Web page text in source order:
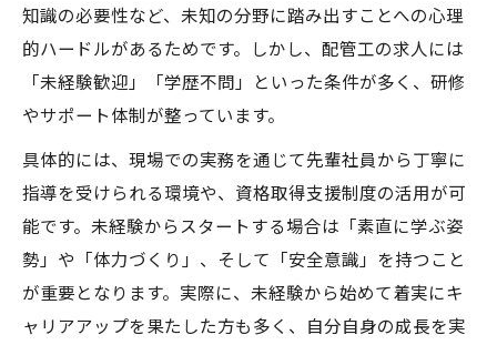
知識の必要性など、未知の分野に踏み出すことへの心理
的ハードルがあるためです。しかし、配管工の求人には
「未経験歓迎」「学歴不問」といった条件が多く、研修
やサポート体制が整っています。
具体的には、現場での実務を通じて先輩社員から丁寧に
指導を受けられる環境や、資格取得支援制度の活用が可
能です。未経験からスタートする場合は「素直に学ぶ姿
勢」や「体力づくり」、そして「安全意識」を持つこと
が重要となります。実際に、未経験から始めて着実にキ
ャリアアップを果たした方も多く、自分自身の成長を実